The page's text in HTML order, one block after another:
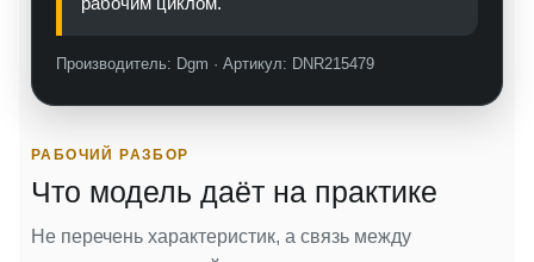
Производитель: Dgm · Артикул: DNR215479
РАБОЧИЙ РАЗБОР
Что модель даёт на практике
Не перечень характеристик, а связь между